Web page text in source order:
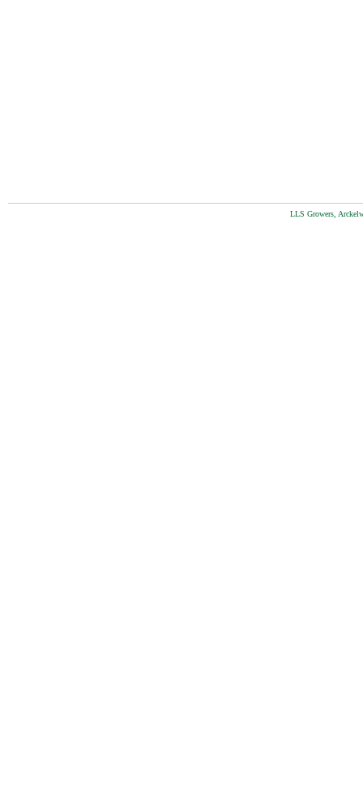
LLS Growers,